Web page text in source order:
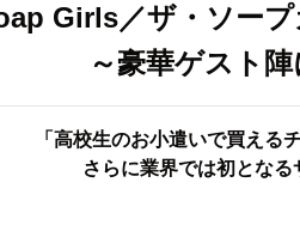
Girls／ザ・ソー
～豪華ゲスト
「高校生のお小遣いで買え
さらに業界では初とな